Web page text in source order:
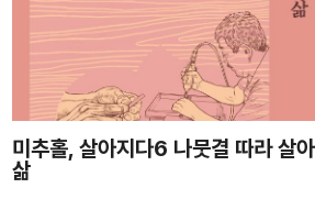
미추홀, 살아지다6 나뭇결 따라 살
삶